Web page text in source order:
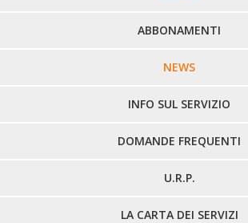
PERCORSI URBANI IN BIELLA
LINEE URBANE VERCELLI
LINEE EXTRAURBANE
ABBONAMENTI
NEWS
INFO SUL SERVIZIO
DOMANDE FREQUENTI
U.R.P.
LA CARTA DEI SERVIZI